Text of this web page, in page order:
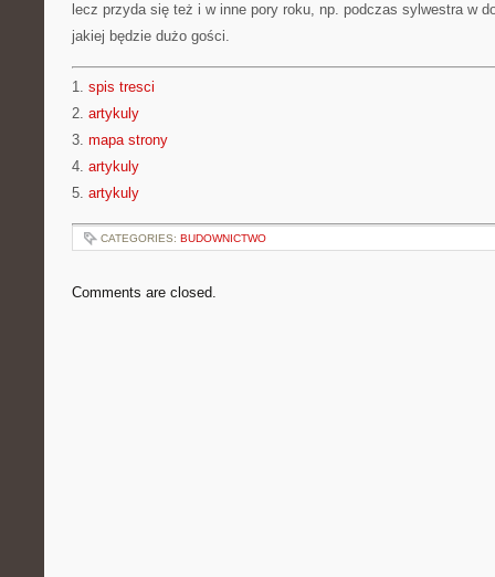
lecz przyda się też i w inne pory roku, np. podczas sylwestra w
jakiej będzie dużo gości.
1. spis tresci
2. artykuly
3. mapa strony
4. artykuly
5. artykuly
CATEGORIES: BUDOWNICTWO
Comments are closed.